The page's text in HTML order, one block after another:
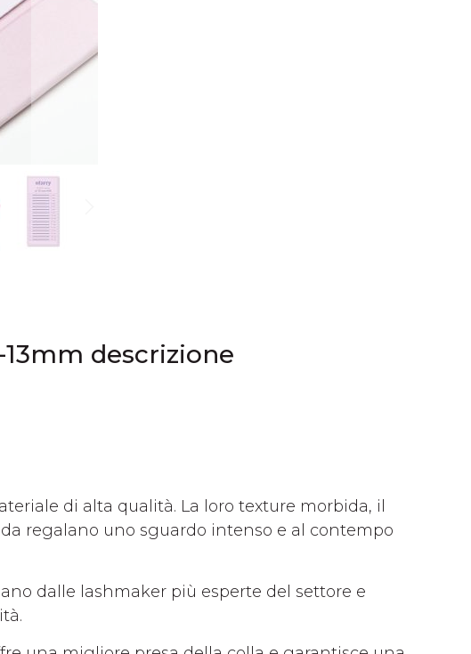
descrizione
di alta qualità. La loro texture morbida, il
regalano uno sguardo intenso e al contempo
dalle lashmaker più esperte del settore e